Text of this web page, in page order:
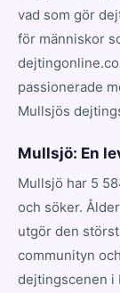
vad som gör
för människor
passionerade
Mullsjös
Mullsjö: En
Mullsjö har 5
och söker.
utgör den
communityn
dejtingscenen i